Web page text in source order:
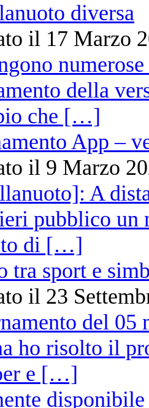
diversa
il 17 Marzo
App –
il 9 Marzo
tra sport e
il 23